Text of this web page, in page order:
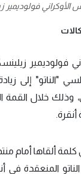
الأوكراني فولوديمير
فولوديمير
"الناتو" إلى
وذلك خلال القمة
أنقرة.
ألقاها أمام
المنعقدة في